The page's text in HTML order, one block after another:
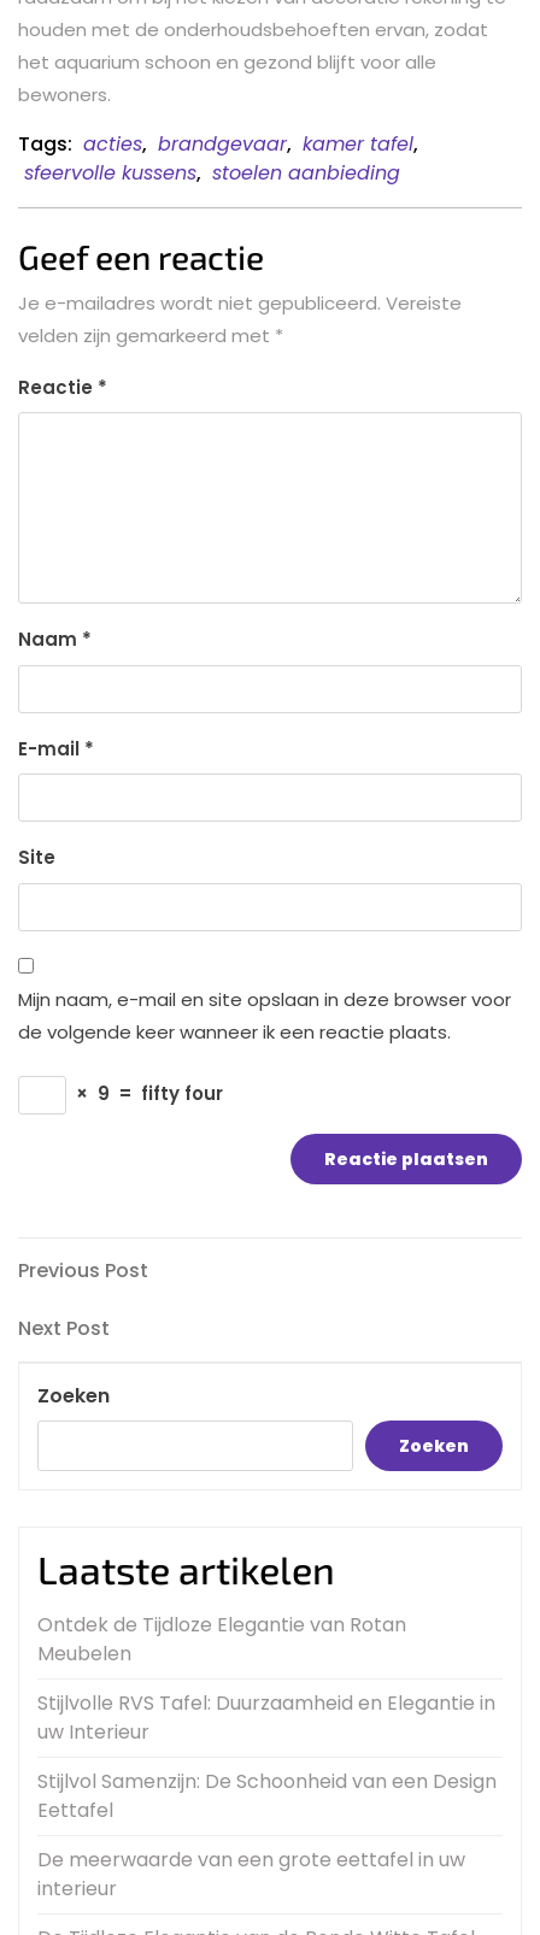
houden met de onderhoudsbehoeften ervan, zodat
het aquarium schoon en gezond blijft voor alle
bewoners.
Tags: acties, brandgevaar, kamer tafel,
sfeervolle kussens, stoelen aanbieding
Geef een reactie
Je e-mailadres wordt niet gepubliceerd. Vereiste
velden zijn gemarkeerd met *
Reactie *
Naam *
E-mail *
Site
Mijn naam, e-mail en site opslaan in deze browser voor
de volgende keer wanneer ik een reactie plaats.
× 9 = fifty four
Bericht
navigatie
Previous
Previous Post
Next
Next Post
Zoeken
Zoeken
Laatste artikelen
Ontdek de Tijdloze Elegantie van Rotan
Meubelen
Stijlvolle RVS Tafel: Duurzaamheid en Elegantie in
uw Interieur
Stijlvol Samenzijn: De Schoonheid van een Design
Eettafel
De meerwaarde van een grote eettafel in uw
interieur